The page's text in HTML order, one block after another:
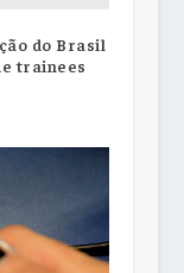
do Brasil
trainees